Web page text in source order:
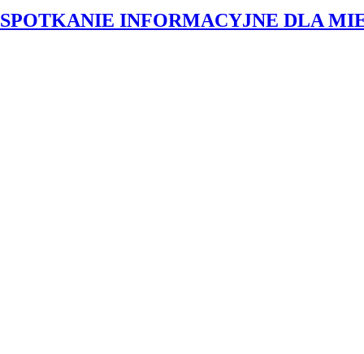
SPOTKANIE INFORMACYJNE DLA